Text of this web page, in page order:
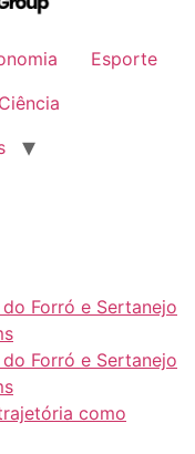
Esporte
Ciência
Forró e Sertanejo
Forró e Sertanejo
como